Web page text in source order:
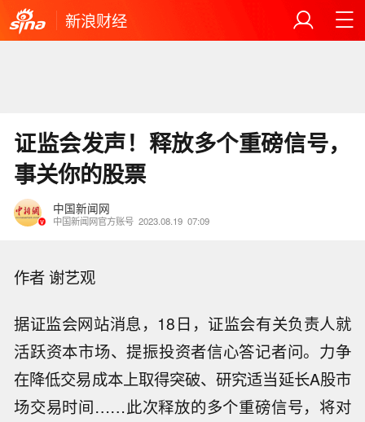
新浪财经
证监会发声！释放多个重磅信号，
事关你的股票
中国新闻网
中国新闻网官方账号 2023.08.19 07:09
作者 谢艺观
据证监会网站消息，18日，证监会有关负责人就
活跃资本市场、提振投资者信心答记者问。力争
在降低交易成本上取得突破、研究适当延长A股市
场交易时间……此次释放的多个重磅信号，将对